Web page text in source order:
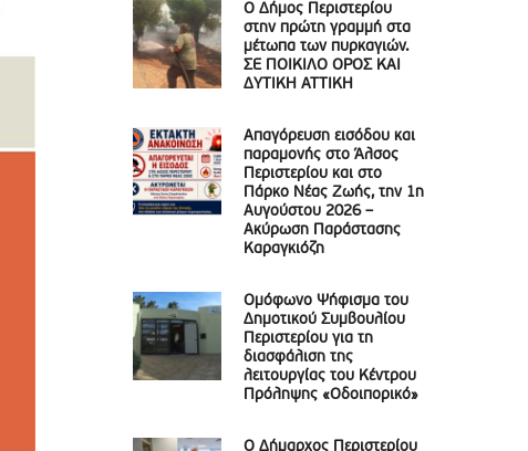
Ο Δήμος Περιστερίου
στην πρώτη γραμμή στα
μέτωπα των πυρκαγιών.
ΣΕ ΠΟΙΚΙΛΟ ΟΡΟΣ ΚΑΙ
ΔΥΤΙΚΗ ΑΤΤΙΚΗ
Απαγόρευση εισόδου και
παραμονής στο Άλσος
Περιστερίου και στο
Πάρκο Νέας Ζωής, την 1η
Αυγούστου 2026 –
Ακύρωση Παράστασης
Καραγκιόζη
Ομόφωνο Ψήφισμα του
Δημοτικού Συμβουλίου
Περιστερίου για τη
διασφάλιση της
λειτουργίας του Κέντρου
Πρόληψης «Οδοιπορικό»
Ο Δήμαρχος Περιστερίου